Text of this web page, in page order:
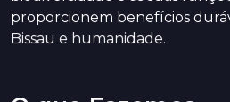
proporcionem benefícios
Bissau e humanidade.